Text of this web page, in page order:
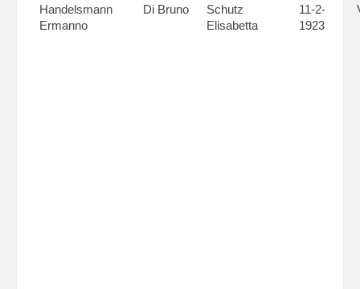
Handelsmann
Ermanno
Di Bruno
Schutz
Elisabetta
11-2-
1923